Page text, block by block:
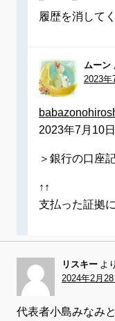
履歴を消して
ムーン
2023年
2023年7月10
＞銀行の口座
↑↑
支払った証拠
リスキー
よ
2024年2月
代表者小島みなみ